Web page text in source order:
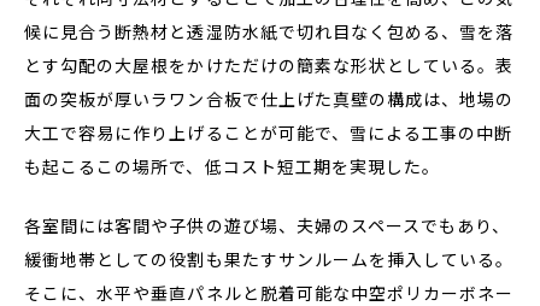
候に見合う断熱材と透湿防水紙で切れ目なく包める、雪を落
とす勾配の大屋根をかけただけの簡素な形状としている。表
面の突板が厚いラワン合板で仕上げた真壁の構成は、地場の
大工で容易に作り上げることが可能で、雪による工事の中断
も起こるこの場所で、低コスト短工期を実現した。
各室間には客間や子供の遊び場、夫婦のスペースでもあり、
緩衝地帯としての役割も果たすサンルームを挿入している。
そこに、水平や垂直パネルと脱着可能な中空ポリカーボネー